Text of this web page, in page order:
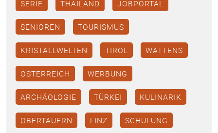
SERIE THAILAND JOBPORTAL
SENIOREN TOURISMUS
KRISTALLWELTEN TIROL WATTENS
ÖSTERREICH WERBUNG
ARCHÄOLOGIE TÜRKEI KULINARIK
OBERTAUERN LINZ SCHULUNG